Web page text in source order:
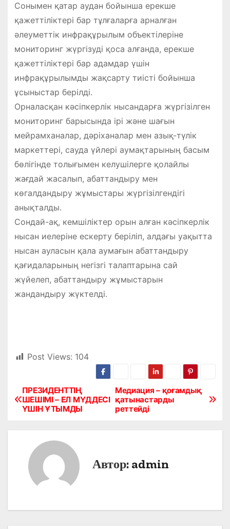
Сонымен қатар аудан бойынша ерекше
қажеттіліктері бар тұлғаларға арналған
әлеуметтік инфрақұрылым объектілеріне
мониторинг жүргізуді қоса алғанда, ерекше
қажеттіліктері бар адамдар үшін
инфрақұрылымды жақсарту тиісті бойынша
ұсыныстар берілді.
Орналасқан кәсіпкерлік нысандарға жүргізілген
мониторинг барысында ірі және шағын
мейрамханалар, дәріханалар мен азық-түлік
маркеттері, сауда үйлері аумақтарының басым
бөлігінде толығымен келушілерге қолайлы
жағдай жасалып, абаттандыру мен
көгалдандыру жұмыстары жүргізілгендігі
анықталды.
Сондай-ақ, кемшіліктер орын алған кәсіпкерлік
нысан иелеріне ескерту беріліп, алдағы уақытта
нысан ауласын қала аумағын абаттандыру
қағидаларының негізгі талаптарына сай
жүйелеп, абаттандыру жұмыстарын
жандандыру жүктелді.
Post Views: 104
Н
Медиация – қоғамдық
қатынастарды
реттейді
ПРЕЗИДЕНТТІҢ
ШЕШІМІ – ЕЛ МҮДДЕСІ
ҮШІН ҰТЫМДЫ
Автор: admin